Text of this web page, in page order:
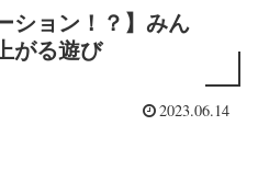
ション！？】みん
がる遊び
2023.06.14